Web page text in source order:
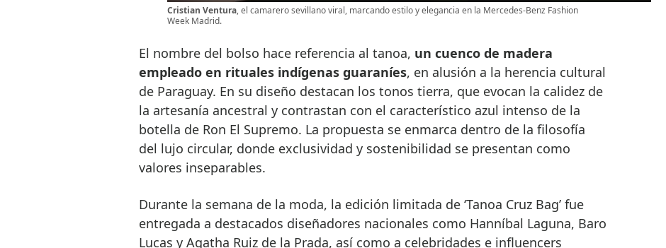
Cristian Ventura, el camarero sevillano viral, marcando estilo y elegancia en la Mercedes-Benz Fashion
Week Madrid.
El nombre del bolso hace referencia al tanoa, un cuenco de madera
empleado en rituales indígenas guaraníes, en alusión a la herencia cultural
de Paraguay. En su diseño destacan los tonos tierra, que evocan la calidez de
la artesanía ancestral y contrastan con el característico azul intenso de la
botella de Ron El Supremo. La propuesta se enmarca dentro de la filosofía
del lujo circular, donde exclusividad y sostenibilidad se presentan como
valores inseparables.
Durante la semana de la moda, la edición limitada de ‘Tanoa Cruz Bag’ fue
entregada a destacados diseñadores nacionales como Hanníbal Laguna, Baro
Lucas y Agatha Ruiz de la Prada, así como a celebridades e influencers